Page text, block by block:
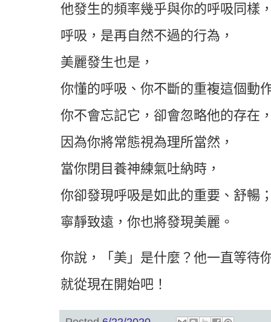
他發生的頻率幾乎與你的呼吸同樣
呼吸，是再自然不過的行為，
美麗發生也是，
你懂的呼吸、你不斷的重複這個動
你不會忘記它，卻會忽略他的存在
因為你將常態視為理所當然，
當你閉目養神練氣吐納時，
你卻發現呼吸是如此的重要、舒暢
寧靜致遠，你也將發現美麗。
你說，「美」是什麼？他一直等待
就從現在開始吧！